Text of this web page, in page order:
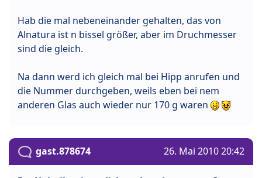
Hab die mal nebeneinander gehalten, das von
Alnatura ist n bissel größer, aber im Druchmesser
sind die gleich.
Na dann werd ich gleich mal bei Hipp anrufen und
die Nummer durchgeben, weils eben bei nem
anderen Glas auch wieder nur 170 g waren
gast.878674 26. Mai 2010 20:42